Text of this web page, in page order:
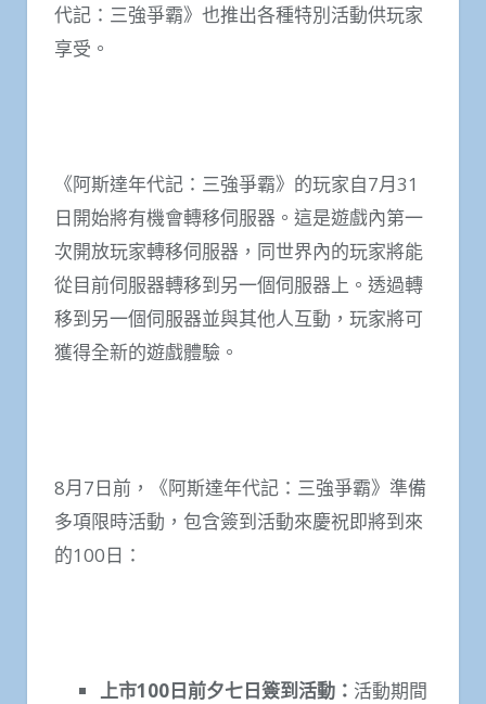
代記：三強爭霸》也推出各種特別活動供玩家
享受。
《阿斯達年代記：三強爭霸》的玩家自7月31
日開始將有機會轉移伺服器。這是遊戲內第一
次開放玩家轉移伺服器，同世界內的玩家將能
從目前伺服器轉移到另一個伺服器上。透過轉
移到另一個伺服器並與其他人互動，玩家將可
獲得全新的遊戲體驗。
8月7日前，《阿斯達年代記：三強爭霸》準備
多項限時活動，包含簽到活動來慶祝即將到來
的100日：
上市100日前夕七日簽到活動： 活動期間